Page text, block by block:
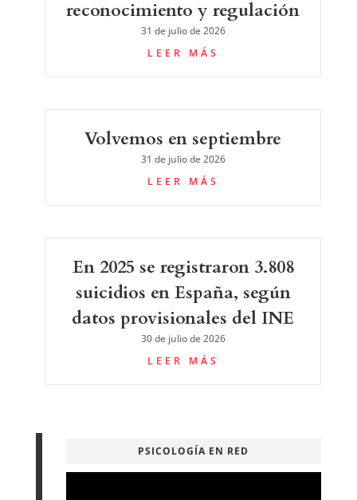
reconocimiento y regulación
31 de julio de 2026
LEER MÁS
Volvemos en septiembre
31 de julio de 2026
LEER MÁS
En 2025 se registraron 3.808
suicidios en España, según
datos provisionales del INE
30 de julio de 2026
LEER MÁS
PSICOLOGÍA EN RED